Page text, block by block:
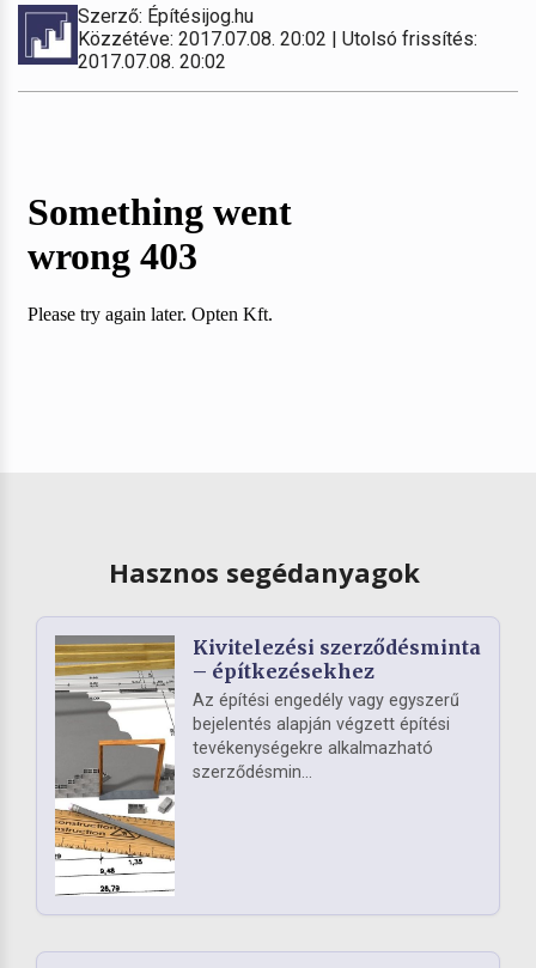
Szerző: Építésijog.hu
Közzétéve: 2017.07.08. 20:02 | Utolsó frissítés:
2017.07.08. 20:02
Hasznos segédanyagok
Kivitelezési szerződésminta
– építkezésekhez
Az építési engedély vagy egyszerű
bejelentés alapján végzett építési
tevékenységekre alkalmazható
szerződésmin...